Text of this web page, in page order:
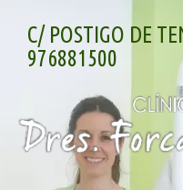
C/ POSTIGO DE
976881500